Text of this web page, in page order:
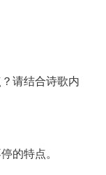
请结合诗歌内
的特点。